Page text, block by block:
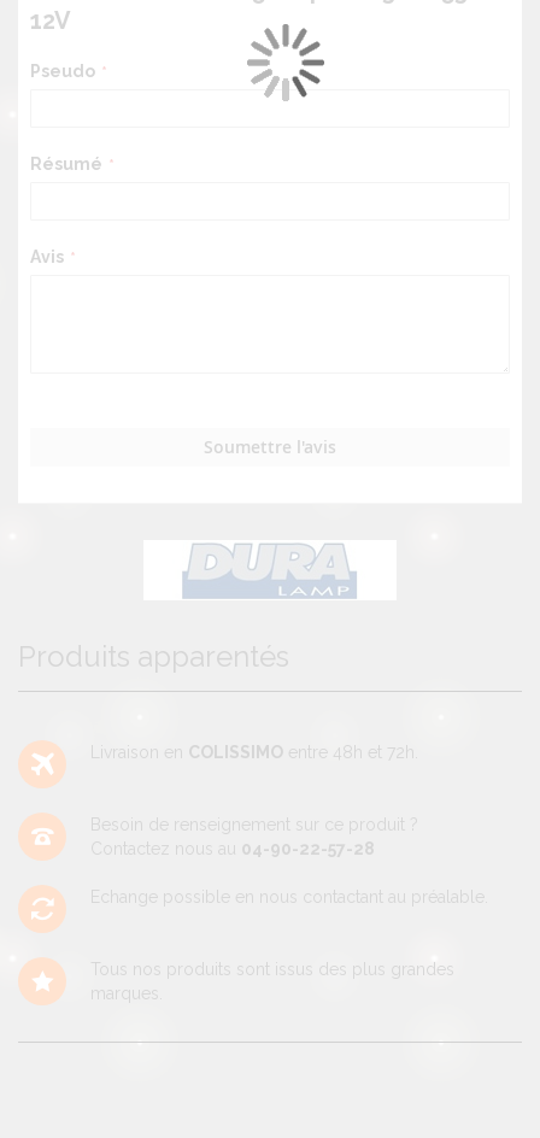
Produits apparentés
Livraison en COLISSIMO entre 48h et 72h.
Besoin de renseignement sur ce produit ?
Contactez nous au 04-90-22-57-28
Echange possible en nous contactant au préalable.
Tous nos produits sont issus des plus grandes
marques.
12V
Pseudo
Résumé
Avis
Soumettre l'avis